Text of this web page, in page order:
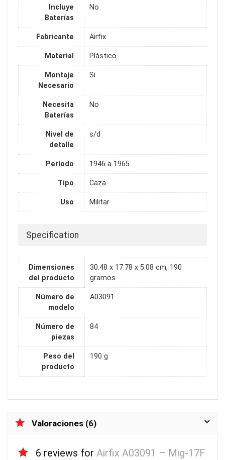
Incluye
Baterías
No
Fabricante Airfix
Material Plástico
Montaje
Necesario
Si
Necesita
Baterías
No
Nivel de
detalle
s/d
Período 1946 a 1965
Tipo Caza
Uso Militar
Specification
Dimensiones
del producto
30.48 x 17.78 x 5.08 cm, 190
gramos
Número de
modelo
A03091
Número de
piezas
84
Peso del
producto
190 g
Valoraciones (6)
6 reviews for Airfix A03091 – Mig-17F